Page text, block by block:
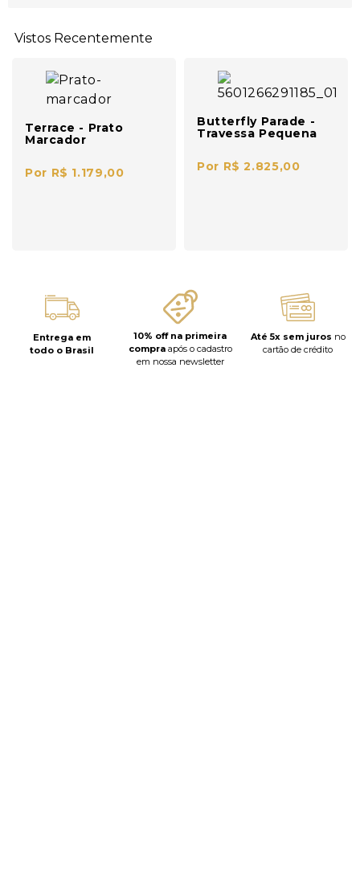
Vistos Recentemente
Terrace - Prato
Marcador
Por R$ 1.179,00
Butterfly Parade -
Travessa Pequena
Por R$ 2.825,00
Entrega em
todo o Brasil
10% off na primeira
compraapós o cadastro
em nossa newsletter
Até 5x sem juros no
cartão de crédito